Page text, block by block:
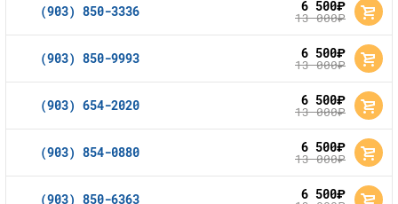
(903) 850-3336 6 500руб.
13 000руб.
(903) 850-9993 6 500руб.
13 000руб.
(903) 654-2020 6 500руб.
13 000руб.
(903) 854-0880 6 500руб.
13 000руб.
(903) 850-6363 6 500руб.